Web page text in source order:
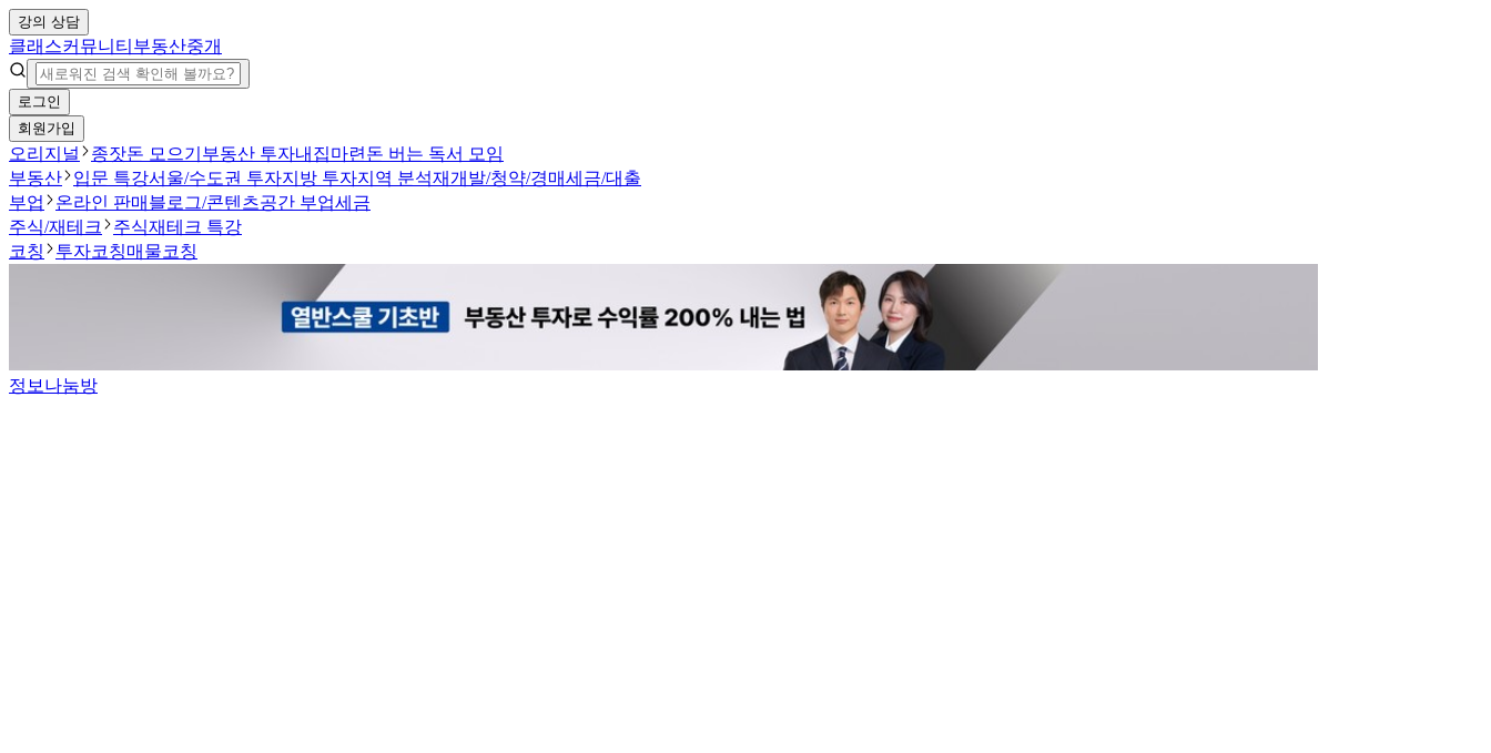
강의 상담
클래스커뮤니티 부동산중개
로그인
회원가입
오리지널 종잣돈 모으기 부동산 투자내집마련 돈 버는 독서 모임
부동산
입문 특강서울/수도권 투자지방 투자지역 분석재개발/청약/경매세금/대출
부업
온라인 판매 블로그/콘텐츠공간 부업세금
주식/재테크
주식재테크 특강
코칭
투자코칭매물코칭
정보나눔방